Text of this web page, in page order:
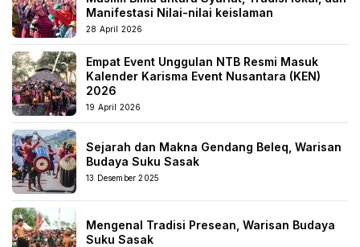
Manifestasi Nilai-nilai keislaman
28 April 2026
Empat Event Unggulan NTB Resmi Masuk
Kalender Karisma Event Nusantara (KEN)
2026
19 April 2026
Sejarah dan Makna Gendang Beleq, Warisan
Budaya Suku Sasak
13 Desember 2025
Mengenal Tradisi Presean, Warisan Budaya
Suku Sasak